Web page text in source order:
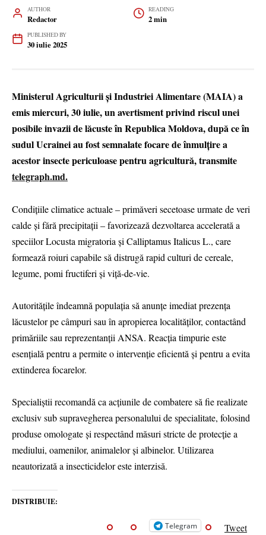
AUTHOR
Redactor
READING
2 min
PUBLISHED BY
30 iulie 2025
Ministerul Agriculturii și Industriei Alimentare (MAIA) a
emis miercuri, 30 iulie, un avertisment privind riscul unei
posibile invazii de lăcuste în Republica Moldova, după ce în
sudul Ucrainei au fost semnalate focare de înmulțire a
acestor insecte periculoase pentru agricultură, transmite
telegraph.md.
Condițiile climatice actuale – primăveri secetoase urmate de veri
calde și fără precipitații – favorizează dezvoltarea accelerată a
speciilor Locusta migratoria și Calliptamus Italicus L., care
formează roiuri capabile să distrugă rapid culturi de cereale,
legume, pomi fructiferi și viță-de-vie.
Autoritățile îndeamnă populația să anunțe imediat prezența
lăcustelor pe câmpuri sau în apropierea localităților, contactând
primăriile sau reprezentanții ANSA. Reacția timpurie este
esențială pentru a permite o intervenție eficientă și pentru a evita
extinderea focarelor.
Specialiștii recomandă ca acțiunile de combatere să fie realizate
exclusiv sub supravegherea personalului de specialitate, folosind
produse omologate și respectând măsuri stricte de protecție a
mediului, oamenilor, animalelor și albinelor. Utilizarea
neautorizată a insecticidelor este interzisă.
DISTRIBUIE:
Telegram Tweet